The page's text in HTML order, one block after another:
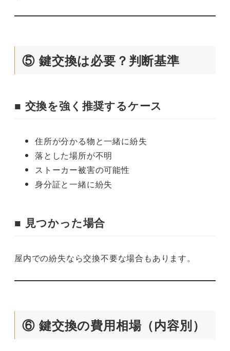
⑤ 鍵交換は必要？判断基準
■ 交換を強く推奨するケース
住所が分かる物と一緒に紛失
落とした場所が不明
ストーカー被害の可能性
身分証と一緒に紛失
■ 見つかった場合
屋内での紛失なら交換不要な場合もあります。
⑥ 鍵交換の費用相場（内容別）